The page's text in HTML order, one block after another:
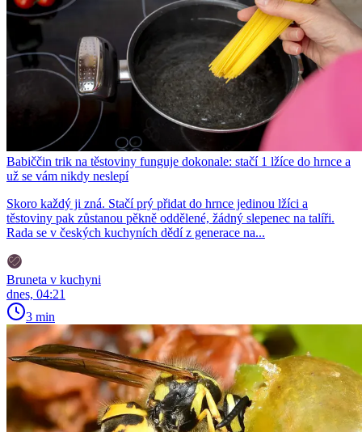
Babiččin trik na těstoviny funguje dokonale: stačí 1 lžíce do hrnce a
už se vám nikdy neslepí
Skoro každý ji zná. Stačí prý přidat do hrnce jedinou lžíci a
těstoviny pak zůstanou pěkně oddělené, žádný slepenec na talíři.
Rada se v českých kuchyních dědí z generace na...
Bruneta v kuchyni
dnes, 04:21
3 min